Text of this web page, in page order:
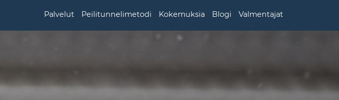
Palvelut Peilitunnelimetodi Kokemuksia Blogi Valmentajat